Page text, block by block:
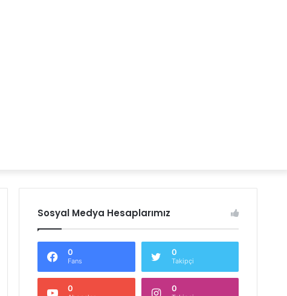
Sosyal Medya Hesaplarımız
0
Fans
0
Takipçi
0 0